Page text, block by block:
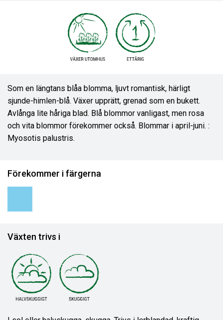
Som en längtans blåa blomma, ljuvt romantisk, härligt
sjunde-himlen-blå. Växer upprätt, grenad som en bukett.
Avlånga lite håriga blad. Blå blommor vanligast, men rosa
och vita blommor förekommer också. Blommar i april-juni. :
Myosotis palustris.
Förekommer i färgerna
Växten trivs i